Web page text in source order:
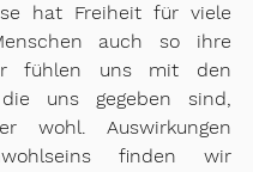
hat Freiheit für viele
auch so ihre
fühlen uns mit den
die uns gegeben sind,
wohl. Auswirkungen
finden wir